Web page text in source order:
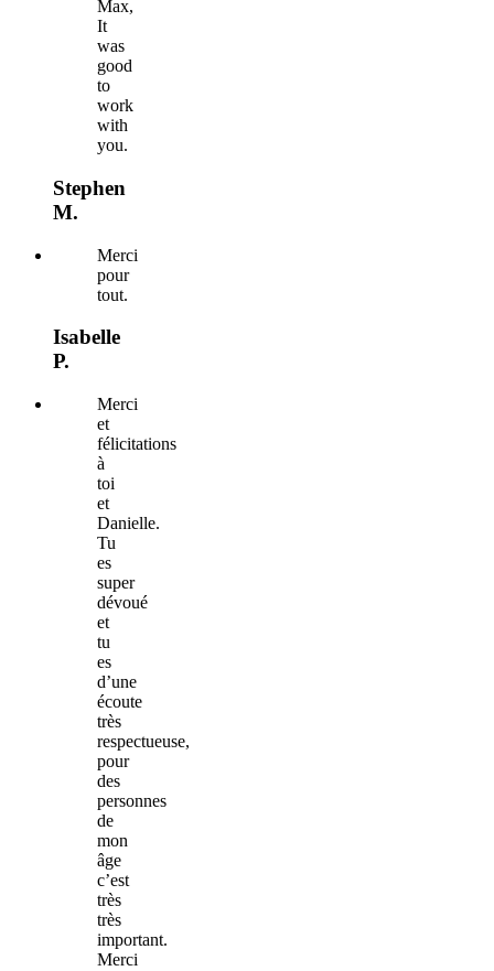
Max,
It
was
good
to
work
with
you.
Stephen
M.
Merci
pour
tout.
Isabelle
P.
Merci
et
félicitations
à
toi
et
Danielle.
Tu
es
super
dévoué
et
tu
es
d’une
écoute
très
respectueuse,
pour
des
personnes
de
mon
âge
c’est
très
très
important.
Merci